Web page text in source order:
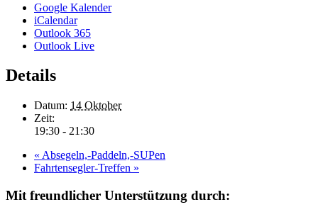
Google Kalender
iCalendar
Outlook 365
Outlook Live
Details
Datum: 14 Oktober
Zeit:
19:30 - 21:30
« Absegeln,-Paddeln,-SUPen
Fahrtensegler-Treffen »
Mit freundlicher Unterstützung durch: